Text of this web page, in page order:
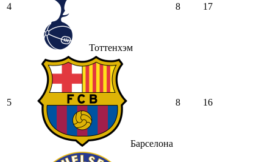
4
Тоттенхэм
8 17
5
Барселона
8 16